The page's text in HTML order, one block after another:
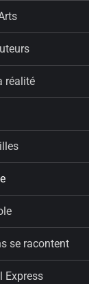
réalité
se racontent
Express